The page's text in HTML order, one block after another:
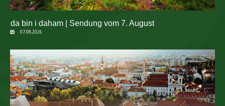
da bin i daham | Sendung vom 7. August
07.08.2026